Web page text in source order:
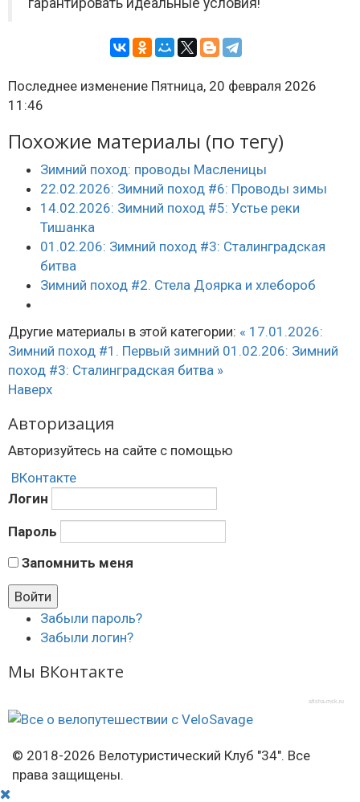
гарантировать идеальные условия!
Последнее изменение Пятница, 20 февраля 2026
11:46
Похожие материалы (по тегу)
Зимний поход: проводы Масленицы
22.02.2026: Зимний поход #6: Проводы зимы
14.02.2026: Зимний поход #5: Устье реки
Тишанка
01.02.206: Зимний поход #3: Сталинградская
битва
Зимний поход #2. Стела Доярка и хлебороб
Другие материалы в этой категории: « 17.01.2026:
Зимний поход #1. Первый зимний 01.02.206: Зимний
поход #3: Сталинградская битва »
Наверх
Авторизация
Авторизуйтесь на сайте с помощью
ВКонтакте
Логин
Пароль
Запомнить меня
Забыли пароль?
Забыли логин?
Мы ВКонтакте
afisha-msk.ru
© 2018-2026 Велотуристический Клуб "34". Все
права защищены.